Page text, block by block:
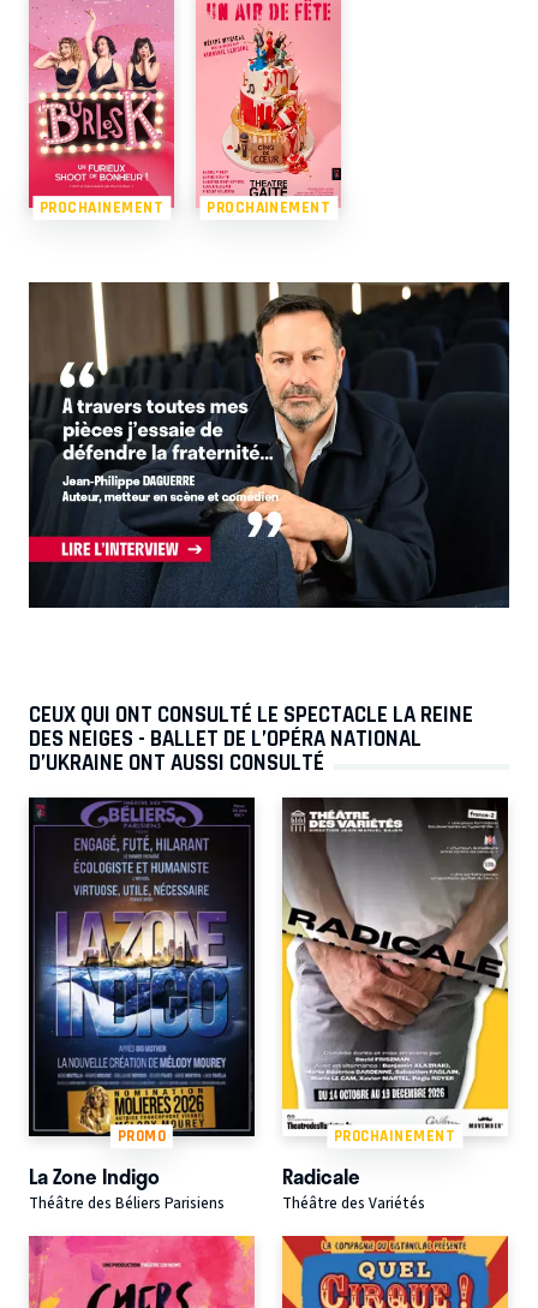
PROCHAINEMENT PROCHAINEMENT
CEUX QUI ONT CONSULTÉ LE SPECTACLE LA REINE
DES NEIGES - BALLET DE L’OPÉRA NATIONAL
D’UKRAINE ONT AUSSI CONSULTÉ
PROMO
La Zone Indigo
Théâtre des Béliers Parisiens
PROCHAINEMENT
Radicale
Théâtre des Variétés